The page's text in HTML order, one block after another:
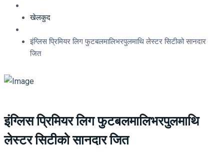
खेलकुद
इंग्लिस प्रिमियर लिग फुटबलमालिभरपुलमाथि लेस्टर सिटीको सानदार
जित
इंग्लिस प्रिमियर लिग फुटबलमालिभरपुलमाथि
लेस्टर सिटीको सानदार जित